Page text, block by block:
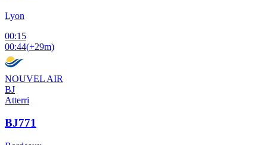
Lyon
00:15
00:44(+29m)
NOUVEL AIR
BJ
Atterri
BJ771